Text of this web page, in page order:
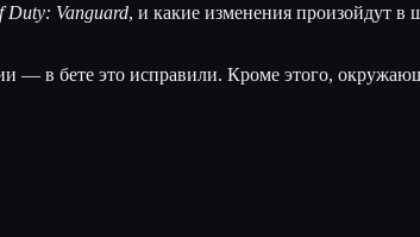
Duty: Vanguard, и какие изменения произойдут в
— в бете это исправили. Кроме этого,